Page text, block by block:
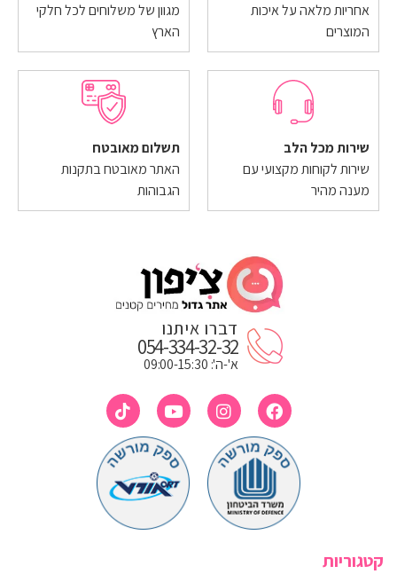
אחריות מלאה על איכות
המוצרים
מגוון של משלוחים לכל חלקי
הארץ
שירות מכל הלב
שירות לקוחות מקצועי עם
מענה מהיר
תשלום מאובטח
האתר מאובטח בתקנות
הגבוהות
דברו איתנו
054-334-32-32
א'-ה': 09:00-15:30
קטגוריות